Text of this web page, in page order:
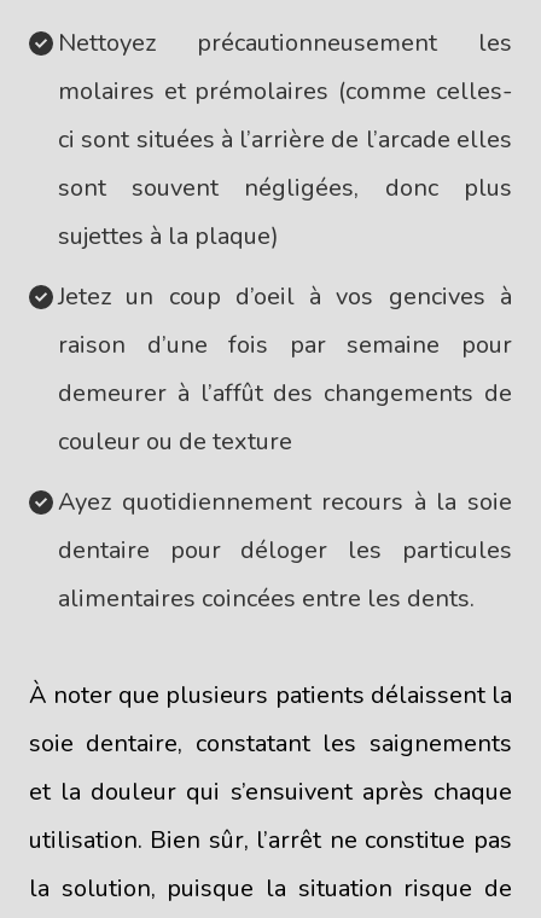
Nettoyez précautionneusement les
molaires et prémolaires (comme celles-
ci sont situées à l’arrière de l’arcade elles
sont souvent négligées, donc plus
sujettes à la plaque)
Jetez un coup d’oeil à vos gencives à
raison d’une fois par semaine pour
demeurer à l’affût des changements de
couleur ou de texture
Ayez quotidiennement recours à la soie
dentaire pour déloger les particules
alimentaires coincées entre les dents.
À noter que plusieurs patients délaissent la
soie dentaire, constatant les saignements
et la douleur qui s’ensuivent après chaque
utilisation. Bien sûr, l’arrêt ne constitue pas
la solution, puisque la situation risque de